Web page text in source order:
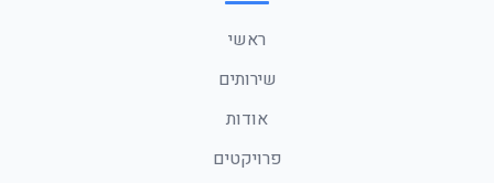
ראשי
שירותים
אודות
פרויקטים